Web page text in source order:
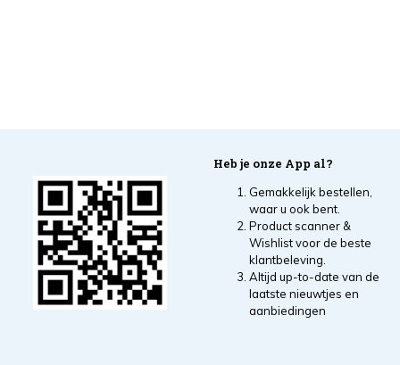
Heb je onze App al?
Gemakkelijk bestellen,
waar u ook bent.
Product scanner &
Wishlist voor de beste
klantbeleving.
Altijd up-to-date van de
laatste nieuwtjes en
aanbiedingen